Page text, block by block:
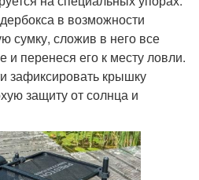
в возможности
сумку, сложив в него все
перенеся его к месту ловли.
зафиксировать крышку
защиту от солнца и